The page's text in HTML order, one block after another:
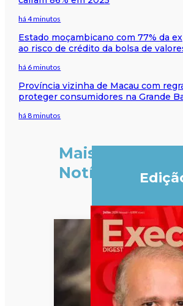
há 4 minutos
Estado moçambicano com 77% da
ao risco de crédito da bolsa de
há 6 minutos
Província vizinha de Macau com
proteger consumidores na Grande
há 8 minutos
Mais
Notícias